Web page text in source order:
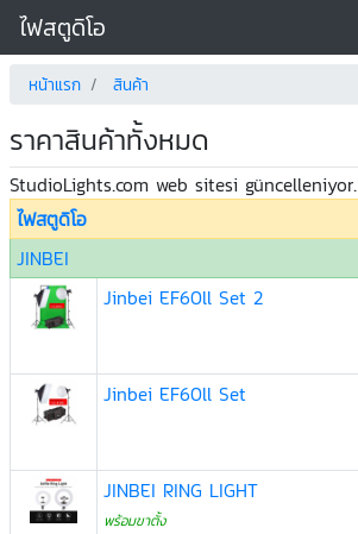
ไฟสตูดิโอ
หน้าแรก สินค้า
ราคาสินค้าทั้งหมด
StudioLights.com web sitesi güncelleniyor.
ไฟสตูดิโอ
JINBEI
Jinbei EF60ll Set 2
Jinbei EF60ll Set
JINBEI RING LIGHT
พร้อมขาตั้ง